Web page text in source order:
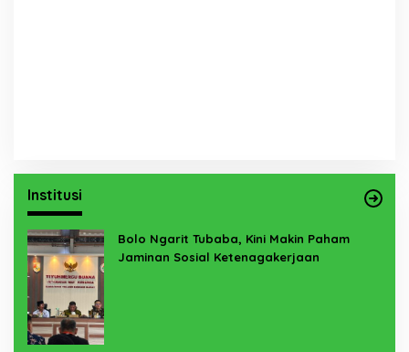
Institusi
Bolo Ngarit Tubaba, Kini Makin Paham
Jaminan Sosial Ketenagakerjaan